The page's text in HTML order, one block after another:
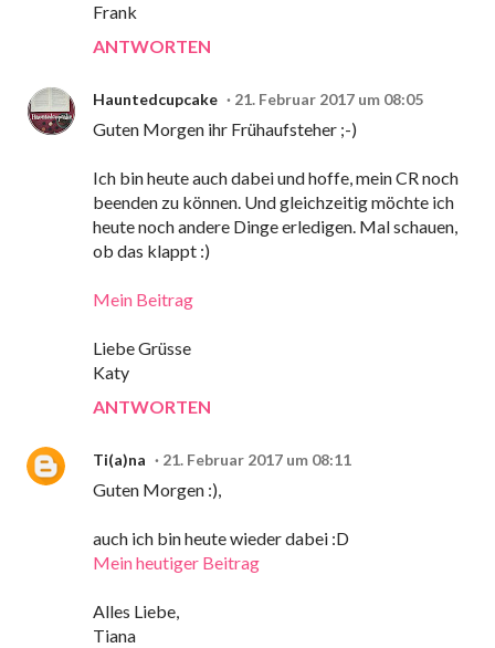
Frank
ANTWORTEN
Hauntedcupcake 21. Februar 2017 um 08:05
Guten Morgen ihr Frühaufsteher ;-)
Ich bin heute auch dabei und hoffe, mein CR noch
beenden zu können. Und gleichzeitig möchte ich
heute noch andere Dinge erledigen. Mal schauen,
ob das klappt :)
Mein Beitrag
Liebe Grüsse
Katy
ANTWORTEN
Ti(a)na 21. Februar 2017 um 08:11
Guten Morgen :),
auch ich bin heute wieder dabei :D
Mein heutiger Beitrag
Alles Liebe,
Tiana